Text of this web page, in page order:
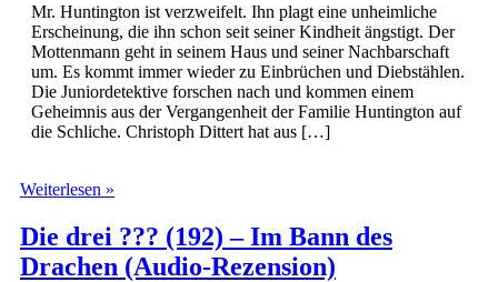
Mr. Huntington ist verzweifelt. Ihn plagt eine unheimliche
Erscheinung, die ihn schon seit seiner Kindheit ängstigt. Der
Mottenmann geht in seinem Haus und seiner Nachbarschaft
um. Es kommt immer wieder zu Einbrüchen und Diebstählen.
Die Juniordetektive forschen nach und kommen einem
Geheimnis aus der Vergangenheit der Familie Huntington auf
die Schliche. Christoph Dittert hat aus […]
Weiterlesen »
???
(206)
–
Die drei ??? (192) – Im Bann des
Drachen (Audio-Rezension)